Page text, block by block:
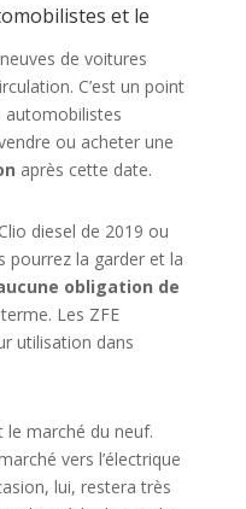
et le
de voitures
C’est un point
automobilistes
ou acheter une
après cette date.
diesel de 2019 ou
pourrez la garder et la
obligation de
Les ZFE
utilisation dans
marché du neuf.
vers l’électrique
lui, restera très